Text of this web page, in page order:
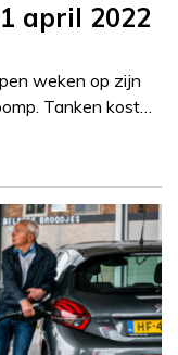
april 2022
weken op zijn
Tanken kost…